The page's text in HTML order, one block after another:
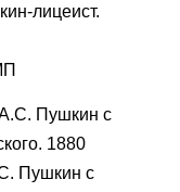
лицеист.
Пушкин с